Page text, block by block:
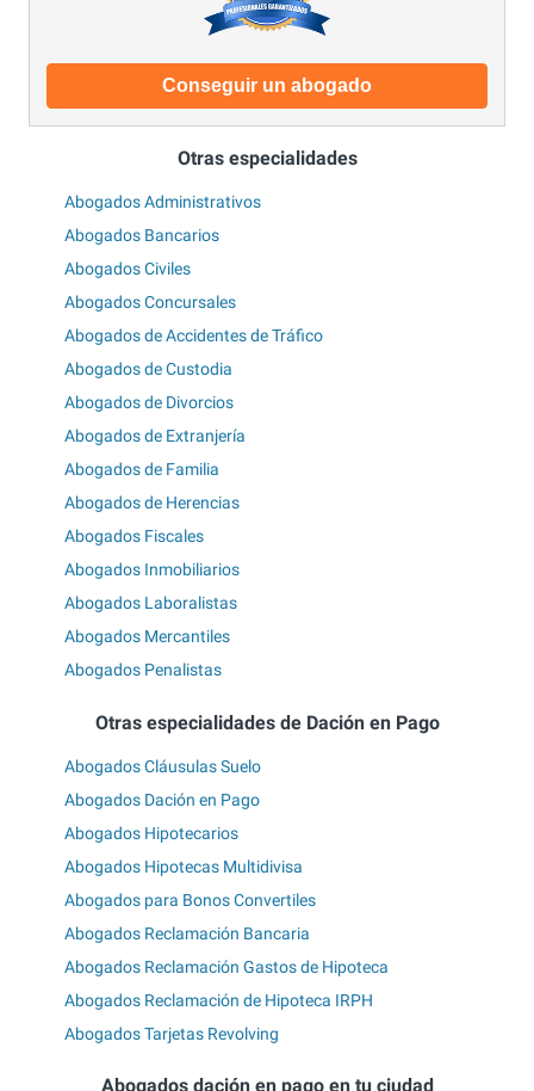
Conseguir un abogado
Otras especialidades
Abogados Administrativos
Abogados Bancarios
Abogados Civiles
Abogados Concursales
Abogados de Accidentes de Tráfico
Abogados de Custodia
Abogados de Divorcios
Abogados de Extranjería
Abogados de Familia
Abogados de Herencias
Abogados Fiscales
Abogados Inmobiliarios
Abogados Laboralistas
Abogados Mercantiles
Abogados Penalistas
Otras especialidades de Dación en Pago
Abogados Cláusulas Suelo
Abogados Dación en Pago
Abogados Hipotecarios
Abogados Hipotecas Multidivisa
Abogados para Bonos Convertiles
Abogados Reclamación Bancaria
Abogados Reclamación Gastos de Hipoteca
Abogados Reclamación de Hipoteca IRPH
Abogados Tarjetas Revolving
Abogados dación en pago en tu ciudad